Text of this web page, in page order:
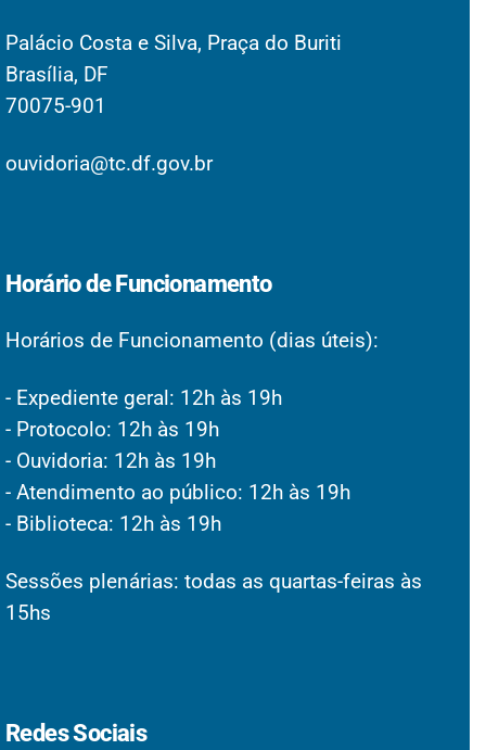
Palácio Costa e Silva, Praça do Buriti
Brasília, DF
70075-901
ouvidoria@tc.df.gov.br
Horário de Funcionamento
Horários de Funcionamento (dias úteis):
- Expediente geral: 12h às 19h
- Protocolo: 12h às 19h
- Ouvidoria: 12h às 19h
- Atendimento ao público: 12h às 19h
- Biblioteca: 12h às 19h
Sessões plenárias: todas as quartas-feiras às
15hs
Redes Sociais